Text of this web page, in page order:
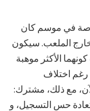
في موسم كان
خارج الملعب. سيكون
الأكثر موهبة
رغم اختلاف
مع ذلك، مشترك:
حس التسجيل، و